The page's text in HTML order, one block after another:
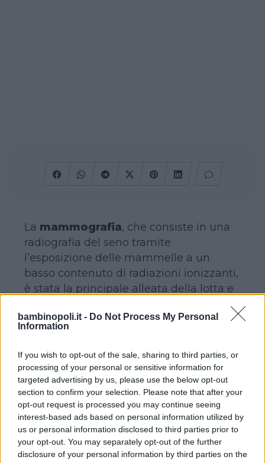
bambinopoli.it - Do Not Process My Personal
Information
If you wish to opt-out of the sale, sharing to third parties, or
processing of your personal or sensitive information for
targeted advertising by us, please use the below opt-out
section to confirm your selection. Please note that after your
opt-out request is processed you may continue seeing
interest-based ads based on personal information utilized by
us or personal information disclosed to third parties prior to
your opt-out. You may separately opt-out of the further
disclosure of your personal information by third parties on the
La mammografia, che consiste in una
radiografia del seno tramite
l’esposizione delle mammelle a un
basso contenuto di radiazioni ionizzanti,
è stata la principale alleata della lotta e
per incidenza al primo posto tra i tumori
femminile tra i 35 e i 70 anni di età.
L’esame, che grazie ai macchinari
moderni non si presenta come
particolarmente pericoloso proprio per il
basso contenuto di radiazioni, consiste
nella compressione delle mammelle,